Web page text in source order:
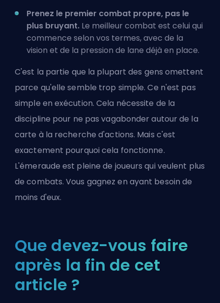
Prenez le premier combat propre, pas le
plus bruyant. Le meilleur combat est celui qui
commence selon vos termes, avec de la
vision et de la pression de lane déjà en place.
C'est la partie que la plupart des gens omettent
parce qu'elle semble trop simple. Ce n'est pas
simple en exécution. Cela nécessite de la
discipline pour ne pas vagabonder autour de la
carte à la recherche d'actions. Mais c'est
exactement pourquoi cela fonctionne.
L'émeraude est pleine de joueurs qui veulent plus
de combats. Vous gagnez en ayant besoin de
moins d'eux.
Que devez-vous faire
après la fin de cet
article ?